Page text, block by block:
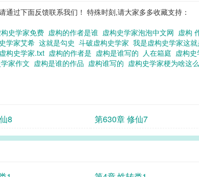
过下面反馈联系我们！ 特殊时刻,请大家多多收藏支持：
史学家免费 虚构的作者是谁 虚构史学家泡泡中文网 虚构
学家艾希 这就是勾史 斗破虚构史学家 我是虚构史学家这
构史学家.txt 虚构的作者是 虚构是谁写的 人在箱庭 虚构
家作文 虚构是谁的作品 虚构谁写的 虚构史学家梗为啥这
8 第630章 修仙7